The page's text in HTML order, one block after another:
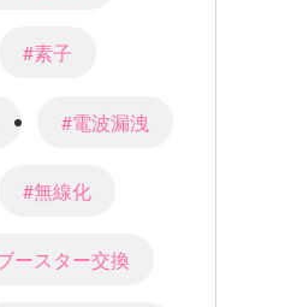
#素子
#電波漏洩
#無線化
ースター交換